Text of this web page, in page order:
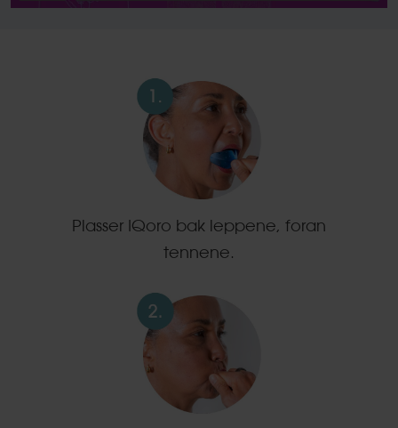
Plasser IQoro bak leppene, foran
tennene.